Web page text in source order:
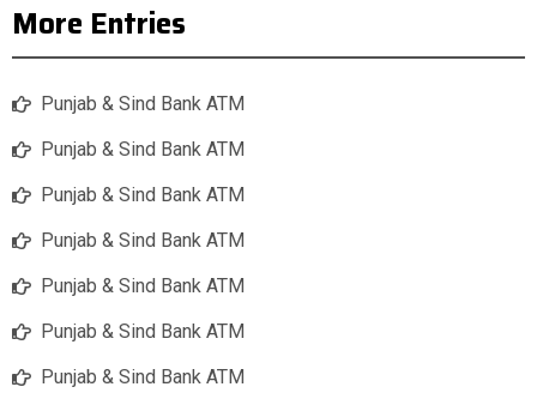
More Entries
Punjab & Sind Bank ATM
Punjab & Sind Bank ATM
Punjab & Sind Bank ATM
Punjab & Sind Bank ATM
Punjab & Sind Bank ATM
Punjab & Sind Bank ATM
Punjab & Sind Bank ATM